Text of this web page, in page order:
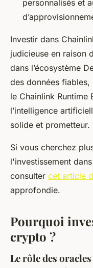
personnalisés et
Investir dans
judicieuse en raison
dans l’écosystème
des données
le Chainlink Runtime
l’intelligence
solide et prometteur.
Si vous cherchez
l'investissement
consulter cet article
approfondie.
Pourquoi
crypto ?
Le rôle des